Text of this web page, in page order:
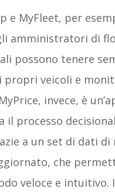
e MyFleet, per
amministratori di
possono tenere
propri veicoli e
invece, è
il processo
a un set di dati di
che
veloce e intuitivo.